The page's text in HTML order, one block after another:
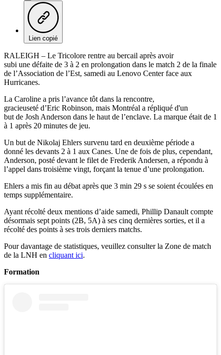
Lien copié
RALEIGH – Le Tricolore rentre au bercail après avoir
subi une défaite de 3 à 2 en prolongation dans le match 2 de la finale
de l’Association de l’Est, samedi au Lenovo Center face aux
Hurricanes.
La Caroline a pris l’avance tôt dans la rencontre,
gracieuseté d’Eric Robinson, mais Montréal a répliqué d'un
but de Josh Anderson dans le haut de l’enclave. La marque était de 1
à 1 après 20 minutes de jeu.
Un but de Nikolaj Ehlers survenu tard en deuxième période a
donné les devants 2 à 1 aux Canes. Une de fois de plus, cependant,
Anderson, posté devant le filet de Frederik Andersen, a répondu à
l’appel dans troisième vingt, forçant la tenue d’une prolongation.
Ehlers a mis fin au débat après que 3 min 29 s se soient écoulées en
temps supplémentaire.
Ayant récolté deux mentions d’aide samedi, Phillip Danault compte
désormais sept points (2B, 5A) à ses cinq dernières sorties, et il a
récolté des points à ses trois derniers matchs.
Pour davantage de statistiques, veuillez consulter la Zone de match
de la LNH en cliquant ici.
Formation